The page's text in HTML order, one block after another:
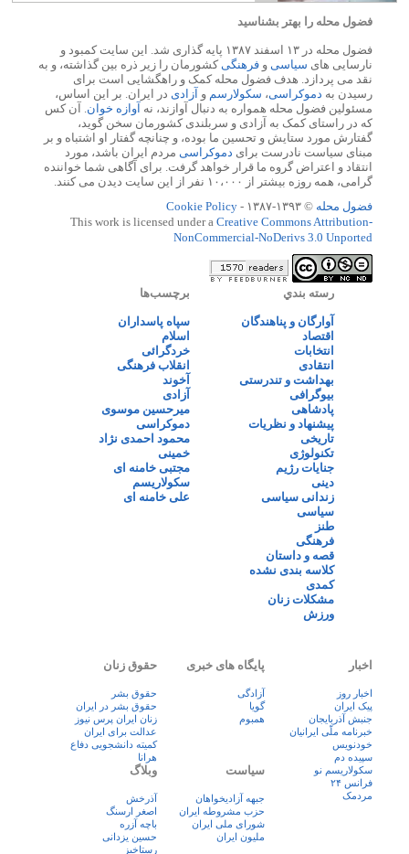
فضول محله را بهتر بشناسید
فضول محله در ۱۳ اسفند ۱۳۸۷ پایه گذاری شد. این سایت کمبود و
نارسایی های سیاسی و فرهنگی کشورمان را زیر ذره بین گذاشته، و به
نقد می پردازد. هدف فضول محله کمک و راهگشایی است برای
رسیدن به دموکراسی، سکولارسم و آزادی در ایران. بر این اساس،
مسئولین فضول محله همواره به دنبال آوازند، نه آوازه خوان . آن کس
که در راستای کمک به آزادی و سربلندی کشورمان سخن گوید،
گفتارش مورد ستایش و تحسین ما بوده، و چنانچه گفتار او اشتباه و بر
مبنای سیاست نادرست برای دموکراسی مردم ایران باشد، مورد
انتقاد و اعتراض گروه ما قرار خواهد گرفت. برای آگاهی شما خواننده
گرامی، همه روزه بیشتر از ۱۰،۰۰۰ نفر از این سایت دیدن می کنند.
فضول محله © ۱۳۹۳-۱۳۸۷ -
Cookie Policy
This work is licensed under a Creative Commons Attribution-
NonCommercial-NoDerivs 3.0 Unported
رسته بندي
آوارگان و پناهندگان
اقتصاد
انتخابات
انتقادی
بهداشت و تندرستی
بیوگرافی
پادشاهی
پیشنهاد و نظریات
تاریخی
تکنولوژی
جنایات رژیم
دینی
زندانی سیاسی
سیاسی
طنز
فرهنگی
قصه و داستان
کلاسه بندی نشده
کمدی
مشکلات زنان
ورزش
برچسب‌ها
سپاه پاسداران
اسلام
خردگرائی
انقلاب فرهنگی
آخوند
آزادی
میرحسین موسوی
دموکراسی
محمود احمدی نژاد
خمینی
مجتبی خامنه ای
سکولاریسم
علی خامنه ای
اخبار
اخبار روز
پيک ايران
جنبش آذربایجان
خبرنامه ملّی ایرانیان
خودنویس
سپیده دم
سکولاریسم نو
فرانس ۲۴
مردمک
پایگاه های خبری
آزادگی
گویا
همبوم
حقوق زنان
حقوق بشر
حقوق بشر در ایران
زنان ايران پرس نيوز
عدالت برای ایران
کمیته دانشجویی دفاع
هرانا
سیاست
جبهه آزادیخواهان
حزب مشروطه ایران
شورای ملی ایران
ملیون ایران
وبلاگ
آذرخش
اصغر ارسنگ
باچه آزره
حسین یزدانی
رستاخیز